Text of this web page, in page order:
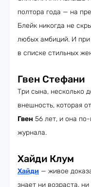
полтора года — на
Блейк никогда не
любых амбиций. И при
в списке стильных
Гвен Стефани
Три сына, несколько
внешность, которая
Гвен 56 лет, и она
журнала.
Хайди Клум
Хайди — живое
знает ни возраста,